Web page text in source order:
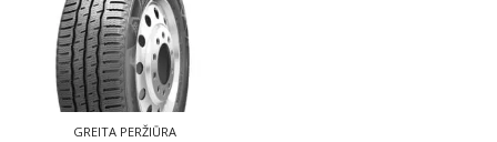
GREITA PERŽIŪRA